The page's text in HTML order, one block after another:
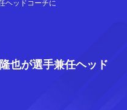
ヘッドコーチに
也が選手兼任ヘッド